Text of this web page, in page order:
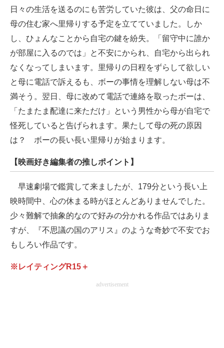
日々の生活を送るのにも苦労していた彼は、父の命日に
母の住む家へ里帰りする予定を立てていました。しか
し、ひょんなことから自宅の鍵を紛失。「留守中に誰か
が部屋に入るのでは」と不安にかられ、自宅から出られ
なくなってしまいます。里帰りの日程をずらして欲しい
と母に電話で訴えるも、ボーの事情を理解しない母は不
満そう。翌日、母に改めて電話で連絡を取ったボーは、
「たまたま配達に来ただけ」という男性から母が自宅で
怪死していると告げられます。果たして母の死の原因
は？ ボーの長い長い里帰りが始まります。
【映画好き編集者の推しポイント】
早速劇場で鑑賞して来ましたが、179分という長い上
映時間中、心の休まる時がほとんどありませんでした。
少々難解で抽象的なので好みの分かれる作品ではありま
すが、『不思議の国のアリス』のような奇妙で不安でお
もしろい作品です。
※レイティングR15＋
advertisement